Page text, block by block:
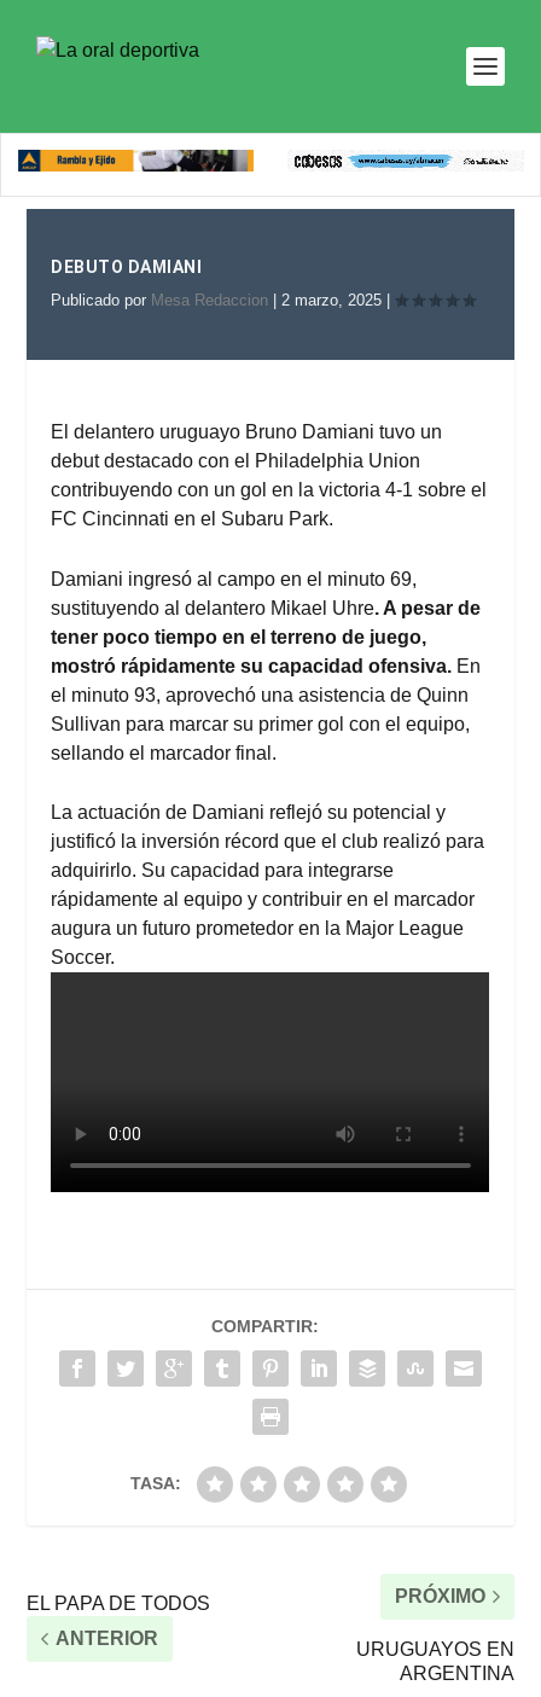
DEBUTO DAMIANI
Publicado por Mesa Redaccion |2 marzo, 2025
El delantero uruguayo Bruno Damiani tuvo un
debut destacado con el Philadelphia Union
contribuyendo con un gol en la victoria 4-1 sobre el
FC Cincinnati en el Subaru Park.
Damiani ingresó al campo en el minuto 69,
sustituyendo al delantero Mikael Uhre. A pesar de
tener poco tiempo en el terreno de juego,
mostró rápidamente su capacidad ofensiva. En
el minuto 93, aprovechó una asistencia de Quinn
Sullivan para marcar su primer gol con el equipo,
sellando el marcador final.
La actuación de Damiani reflejó su potencial y
justificó la inversión récord que el club realizó para
adquirirlo. Su capacidad para integrarse
rápidamente al equipo y contribuir en el marcador
augura un futuro prometedor en la Major League
Soccer.
COMPARTIR:
TASA:
EL PAPA DE TODOS
ANTERIOR
PRÓXIMO
URUGUAYOS EN
ARGENTINA